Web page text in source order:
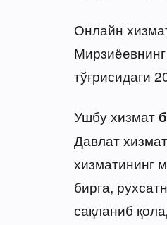
Онлайн
тўғрисидаги
Ушбу хизмат
Давлат
хизматининг
бирга,
сақланиб